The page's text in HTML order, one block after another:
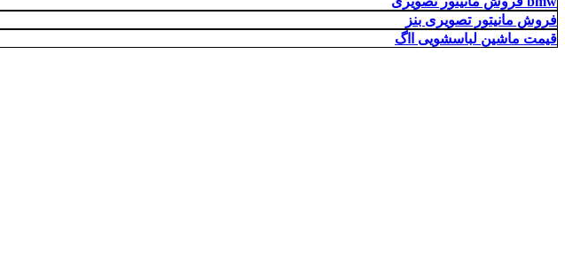
فروش مانیتور تصویری بنز
قیمت ماشین لباسشویی ااگ